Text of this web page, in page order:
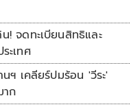
! จดทะเบียนสิทธิและ
ะเทศ
ฯ เคลียร์ปมร้อน 'วีระ'
าก